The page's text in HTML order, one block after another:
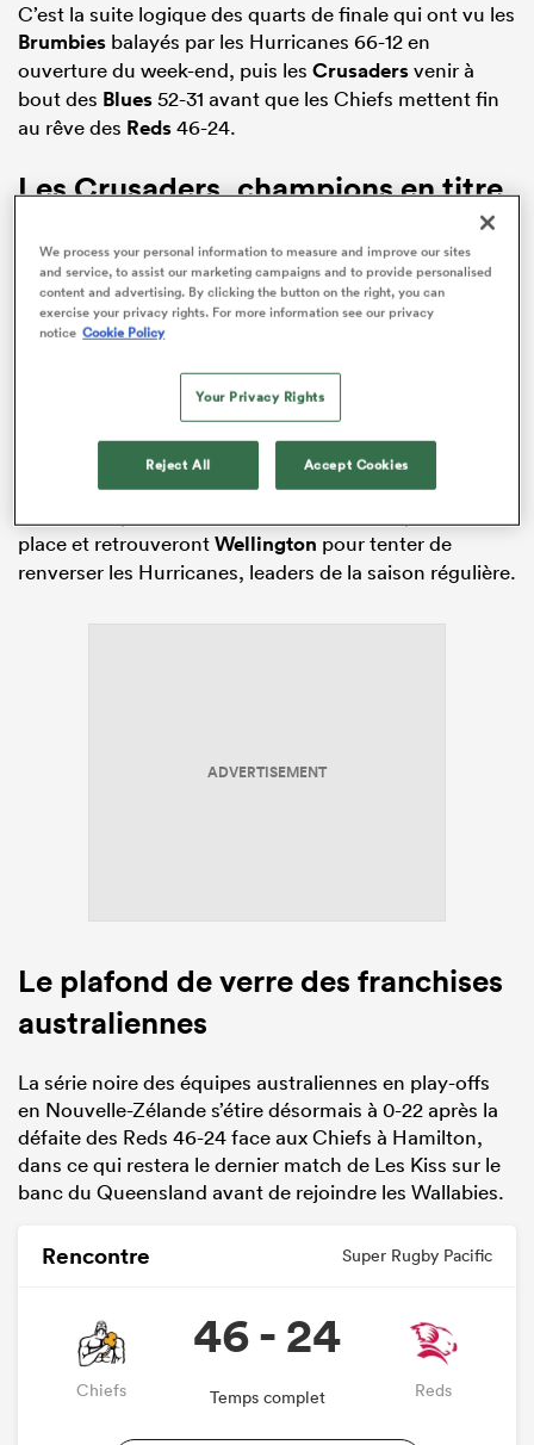
C’est la suite logique des quarts de finale qui ont vu les
Brumbies balayés par les Hurricanes 66-12 en
ouverture du week-end, puis les Crusadersvenir à
bout des Blues52-31 avant que les Chiefs mettent fin
au rêve des Reds46-24.
Les Crusaders, champions en titre
Tenants du titre – ils avaient battu les Chiefs 16-12 en
finale 2025 à Christchurch -, les Crusaders abordent
ce carré final en qualité de troisième meilleure équipe
si bien que pour décrocher un nouveau titre, l’équipe
ce qui n’a rien d’évident.
même en lice en tant que meilleure équipe perdante
des quarts de finale – le fameux statut de « lucky loser
place et retrouverontWellington pour tenter de
renverser les Hurricanes, leaders de la saison régulière.
ADVERTISEMENT
Le plafond de verre des franchises
australiennes
La série noire des équipes australiennes en play-offs
en Nouvelle-Zélande s’étire désormais à 0-22 après la
défaite des Reds 46-24 face aux Chiefs à Hamilton,
dans ce qui restera le dernier match de Les Kiss sur le
banc du Queensland avant de rejoindre les Wallabies.
Rencontre Super Rugby Pacific
Chiefs
46 - 24
Temps complet Reds
We process your personal information to measure and improve our sites
and service, to assist our marketing campaigns and to provide personalised
content and advertising. By clicking the button on the right, you can
exercise your privacy rights. For more information see our privacy
notice Cookie Policy
Your Privacy Rights
Reject All Accept Cookies